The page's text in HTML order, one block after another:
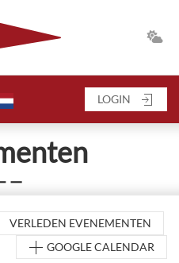
LOGIN
—
VERLEDEN EVENEMENTEN
GOOGLE CALENDAR